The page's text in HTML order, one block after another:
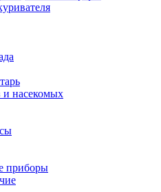
и насекомых
приборы